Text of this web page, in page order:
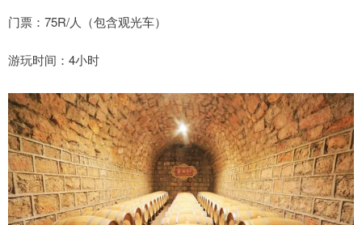
门票：75R/人（包含观光车）
游玩时间：4小时